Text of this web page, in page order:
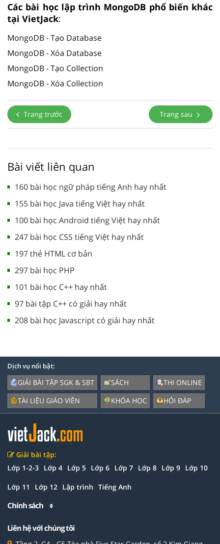
Các bài học lập trình MongoDB phổ biến khác
tại VietJack:
MongoDB - Tạo Database
MongoDB - Xóa Database
MongoDB - Tạo Collection
MongoDB - Xóa Collection
Trang trước Trang sau
Bài viết liên quan
160 bài học ngữ pháp tiếng Anh hay nhất
155 bài học Java tiếng Việt hay nhất
100 bài học Android tiếng Việt hay nhất
247 bài học CSS tiếng Việt hay nhất
197 thẻ HTML cơ bản
297 bài học PHP
101 bài học C++ hay nhất
97 bài tập C++ có giải hay nhất
208 bài học Javascript có giải hay nhất
Dịch vụ nổi bật:
GIẢI BÀI TẬP SGK & SBT
TÀI LIỆU GIÁO VIÊN
SÁCH
KHÓA HỌC
THI ONLINE
HỎI ĐÁP
Giải bài tập:
Lớp 1-2-3 Lớp 4 Lớp 5 Lớp 6 Lớp 7 Lớp 8 Lớp 9 Lớp 10
Lớp 11 Lớp 12 Lập trình Tiếng Anh
Chính sách
Liên hệ với chúng tôi